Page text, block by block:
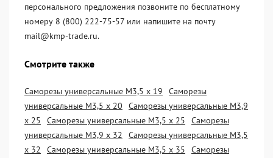
персонального предложения позвоните по бесплатному
номеру 8 (800) 222-75-57 или напишите на почту
mail@kmp-trade.ru.
Смотрите также
Саморезы универсальные М3,5 х 19
Саморезы
универсальные М3,5 х 20
Саморезы универсальные М3,9
х 25
Саморезы универсальные М3,5 х 25
Саморезы
универсальные М3,9 х 32
Саморезы универсальные М3,5
х 32
Саморезы универсальные М3,5 х 35
Саморезы